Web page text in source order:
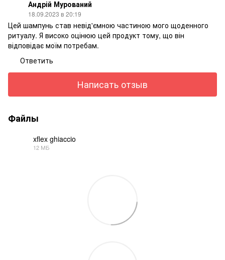
Андрій Мурований
18.09.2023 в 20:19
Цей шампунь став невід'ємною частиною мого щоденного
ритуалу. Я високо оцінюю цей продукт тому, що він
відповідає моїм потребам.
Ответить
Написать отзыв
Файлы
xflex ghiaccio
12 МБ